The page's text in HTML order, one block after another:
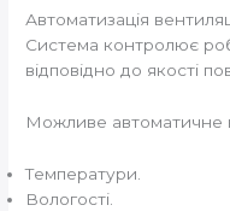
Автоматизація
Система контролює
відповідно до якості
Можливе автоматичне
Температури.
Вологості.